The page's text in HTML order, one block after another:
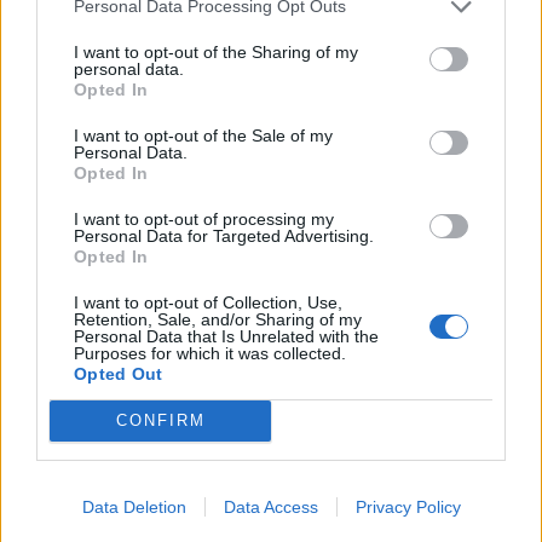
Personal Data Processing Opt Outs
I want to opt-out of the Sharing of my
personal data.
Opted In
I want to opt-out of the Sale of my
Personal Data.
Opted In
I want to opt-out of processing my
Personal Data for Targeted Advertising.
Opted In
I want to opt-out of Collection, Use,
Retention, Sale, and/or Sharing of my
Personal Data that Is Unrelated with the
Purposes for which it was collected.
Opted Out
CONFIRM
Data Deletion Data Access Privacy Policy
ndërhyjë
Infermierja shqiptare në
Itali shpërthen në lot në
protestë: Pacientët
detyrohen të kërkojnë
kurim jashtë vendit
Video/ Dy të vrarë dhe 13
shpërthimi i një minibusi
pranë Damaskut
Konflikt për shërbimin në
një hotel në Dhërmi, ish-
se kërcënoi kamerierin
qytetarëve nga protesta:
Shqipërinë, ka ardhur